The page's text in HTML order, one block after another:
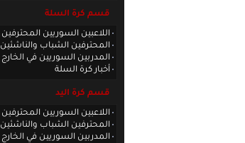
قسم كرة السلة
اللاعبين السوريين المحترفين
المحترفين الشباب والناشئين
المدربين السوريين في الخارج
أخبار كرة السلة
قسم كرة اليد
اللاعبين السوريين المحترفين
المحترفين الشباب والناشئين
المدربين السوريين في الخارج